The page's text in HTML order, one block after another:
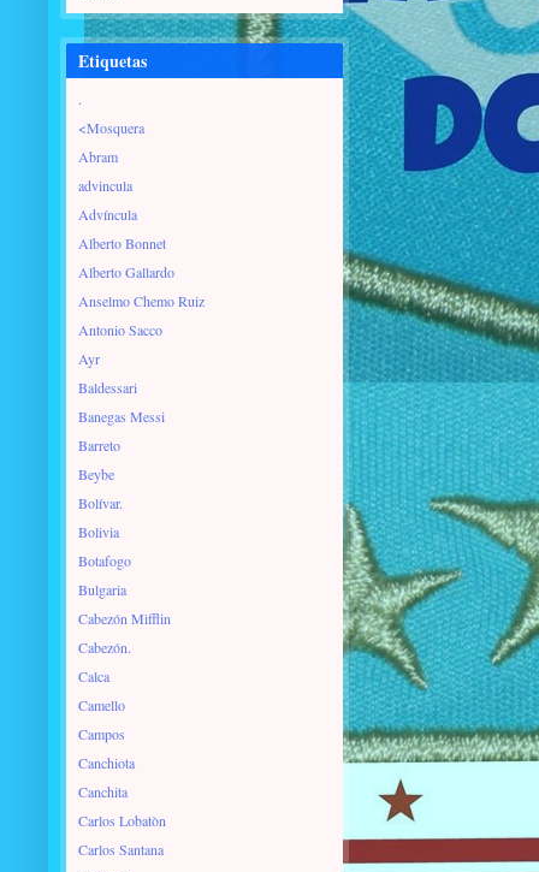
Etiquetas
.
<Mosquera
Abram
advincula
Advíncula
Alberto Bonnet
Alberto Gallardo
Anselmo Chemo Ruiz
Antonio Sacco
Ayr
Baldessari
Banegas Messi
Barreto
Beybe
Bolívar.
Bolivia
Botafogo
Bulgaria
Cabezón Mifflin
Cabezón.
Calca
Camello
Campos
Canchiota
Canchita
Carlos Lobatòn
Carlos Santana